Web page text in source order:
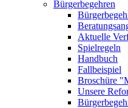
Bürgerbegehren
Aktuelle
Spielregeln
Handbuch
Fallbeispiel
Broschüre
Unsere